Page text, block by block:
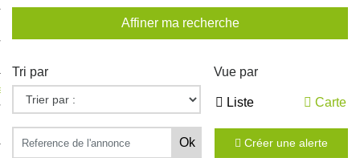
à NESTOR
Affiner ma recherche
Tri par Vue par
Liste Carte
Créer une alerte